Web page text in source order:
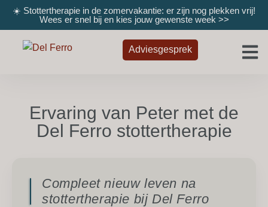
☀️ Stottertherapie in de zomervakantie: er zijn nog plekken vrij!
Wees er snel bij en kies jouw gewenste week >>
Adviesgesprek
Ervaring van Peter met de
Del Ferro stottertherapie
Compleet nieuw leven na
stottertherapie bij Del Ferro